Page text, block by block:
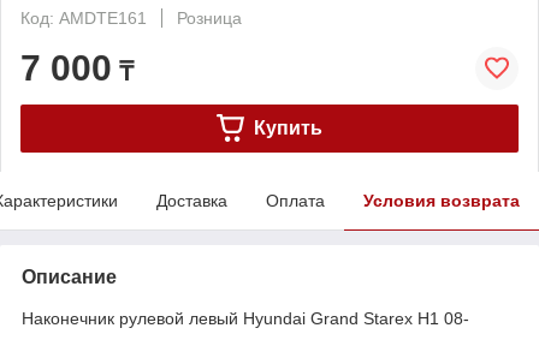
Код: AMDTE161
Розница
7 000 ₸
Купить
Доставка Оплата Условия возврата
Описание
Наконечник рулевой левый Hyundai Grand Starex H1 08-